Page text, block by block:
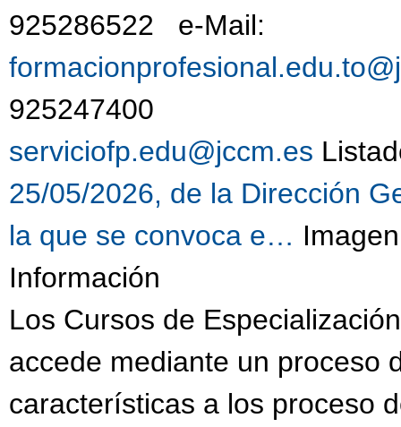
925286522 e-Mail:
925247400
serviciofp.edu@jccm.es
25/05/2026, de la Dirección
la que se convoca e…
Información
Los Cursos de
accede mediante un proceso
características a los proceso